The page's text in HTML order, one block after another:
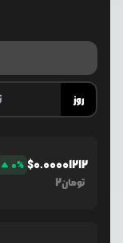
روز
0% $0.00001212
2تومان